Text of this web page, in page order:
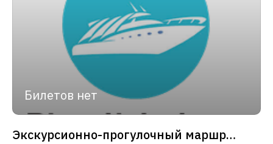
Билетов нет
Экскурсионно-прогулочный маршрут "Северная Венеция"